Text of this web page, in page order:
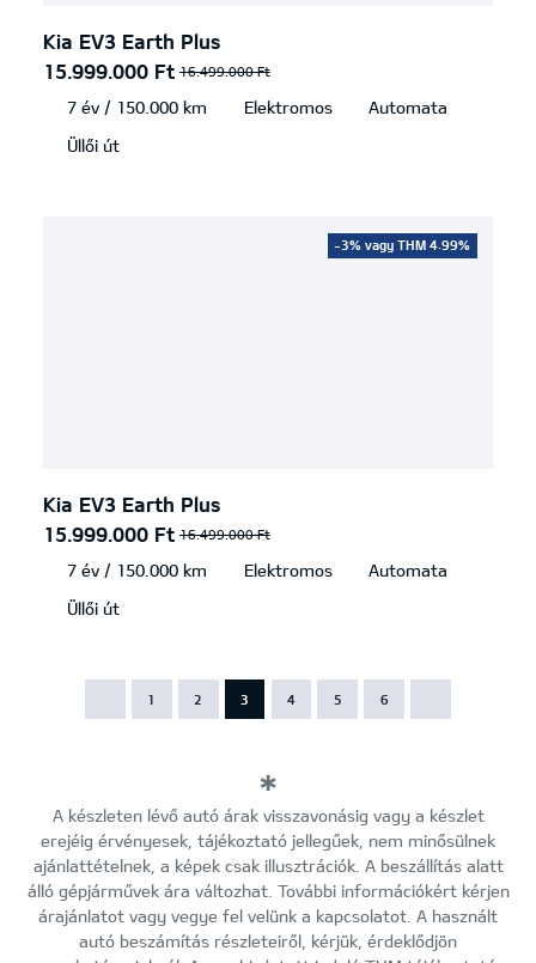
Kia EV3 Earth Plus
15.999.000 Ft 16.499.000 Ft
7 év / 150.000 km Elektromos
Automata
Üllői út
Kia EV3 Earth Plus
15.999.000 Ft 16.499.000 Ft
7 év / 150.000 km Elektromos
Automata
Üllői út
-3% vagy THM 4.99%
1 2 3 4 5 6
A készleten lévő autó árak visszavonásig vagy a készlet
erejéig érvényesek, tájékoztató jellegűek, nem minősülnek
ajánlattételnek, a képek csak illusztrációk. A beszállítás alatt
álló gépjárművek ára változhat. További információkért kérjen
árajánlatot vagy vegye fel velünk a kapcsolatot. A használt
autó beszámítás részleteiről, kérjük, érdeklődjön